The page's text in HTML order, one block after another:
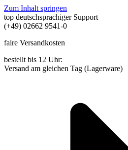
Zum Inhalt springen
top deutschsprachiger Support
(+49) 02662 9541-0
faire Versandkosten
bestellt bis 12 Uhr:
Versand am gleichen Tag (Lagerware)